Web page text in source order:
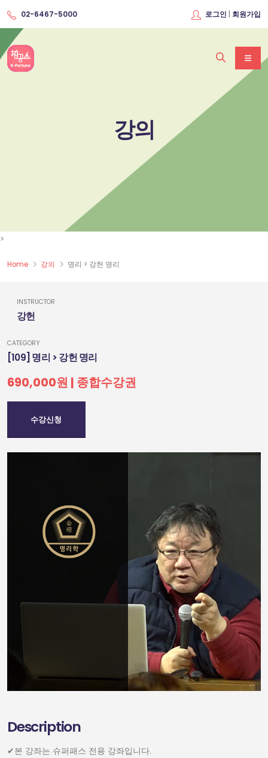
02-6467-5000 로그인 | 회원가입
강의
>
Home 강의 명리 > 강헌 명리
INSTRUCTOR
강헌
CATEGORY
[109] 명리 > 강헌 명리
690,000원 | 종합수강권
수강신청
Description
✔︎본 강좌는 슈퍼패스 전용 강좌입니다.